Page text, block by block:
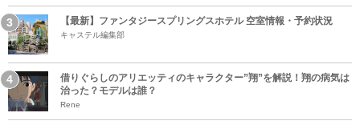
【最新】ファンタジースプリングスホテル 空室情報・予約状況
キャステル編集部
借りぐらしのアリエッティのキャラクター”翔”を解説！翔の病気は
治った？モデルは誰？
Rene